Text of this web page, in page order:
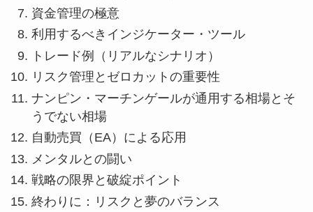
資金管理の極意
利用するべきインジケーター・ツール
トレード例（リアルなシナリオ）
リスク管理とゼロカットの重要性
ナンピン・マーチンゲールが通用する相場とそ
うでない相場
自動売買（EA）による応用
メンタルとの闘い
戦略の限界と破綻ポイント
終わりに：リスクと夢のバランス